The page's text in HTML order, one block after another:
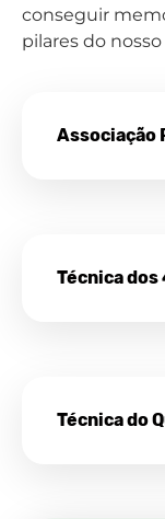
conseguir
pilares do
Associação
Técnica dos
Técnica do